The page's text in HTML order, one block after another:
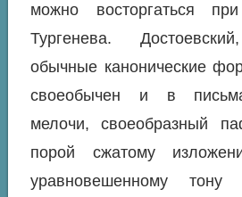
можно восторгаться
Тургенева.
обычные канонические
своеобычен и в
мелочи, своеобразный
порой сжатому
уравновешенному